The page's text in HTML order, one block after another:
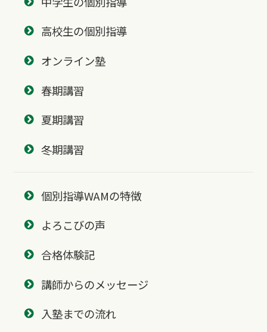
高校生の個別指導
オンライン塾
春期講習
夏期講習
冬期講習
個別指導WAMの特徴
よろこびの声
合格体験記
講師からのメッセージ
入塾までの流れ